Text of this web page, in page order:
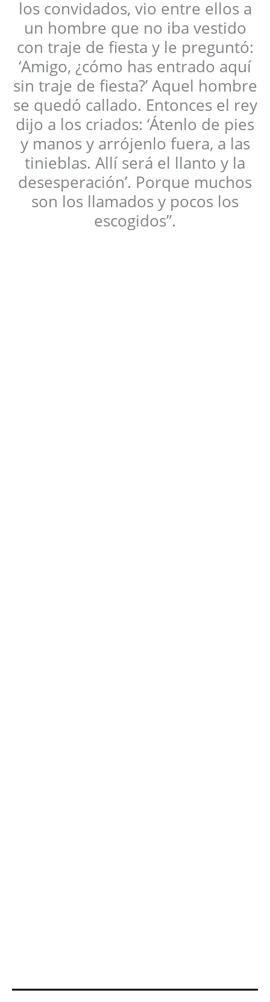
los convidados, vio entre ellos a
un hombre que no iba vestido
con traje de fiesta y le preguntó:
‘Amigo, ¿cómo has entrado aquí
sin traje de fiesta?’ Aquel hombre
se quedó callado. Entonces el rey
dijo a los criados: ‘Átenlo de pies
y manos y arrójenlo fuera, a las
tinieblas. Allí será el llanto y la
desesperación’. Porque muchos
son los llamados y pocos los
escogidos”.